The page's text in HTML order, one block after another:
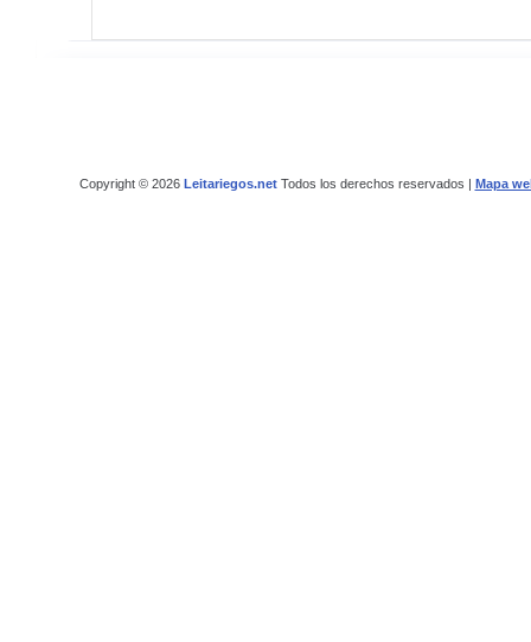
Copyright © 2026 Leitariegos.netTodos los derechos reservados | Mapa